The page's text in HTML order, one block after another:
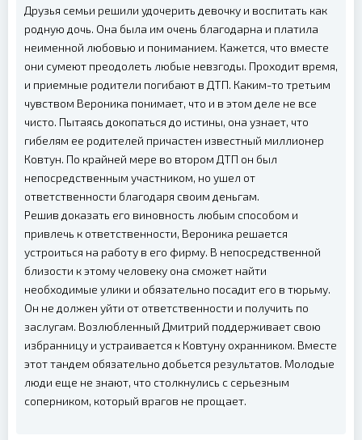
Друзья семьи решили удочерить девочку и воспитать как
родную дочь. Она была им очень благодарна и платила
неименной любовью и пониманием. Кажется, что вместе
они сумеют преодолеть любые невзгоды. Проходит время,
и приемные родители погибают в ДТП. Каким-то третьим
чувством Вероника понимает, что и в этом деле не все
чисто. Пытаясь докопаться до истины, она узнает, что
гибелям ее родителей причастен известный миллионер
Ковтун. По крайней мере во втором ДТП он был
непосредственным участником, но ушел от
ответственности благодаря своим деньгам.
Решив доказать его виновность любым способом и
привлечь к ответственности, Вероника решается
устроиться на работу в его фирму. В непосредственной
близости к этому человеку она сможет найти
необходимые улики и обязательно посадит его в тюрьму.
Он не должен уйти от ответственности и получить по
заслугам. Возлюбленный Дмитрий поддерживает свою
избранницу и устраивается к Ковтуну охранником. Вместе
этот тандем обязательно добьется результатов. Молодые
люди еще не знают, что столкнулись с серьезным
соперником, который врагов не прощает.